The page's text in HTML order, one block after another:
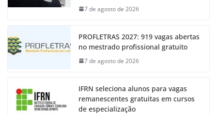
7 de agosto de 2026
PROFLETRAS 2027: 919 vagas abertas
no mestrado profissional gratuito
7 de agosto de 2026
IFRN seleciona alunos para vagas
remanescentes gratuitas em cursos
de especialização